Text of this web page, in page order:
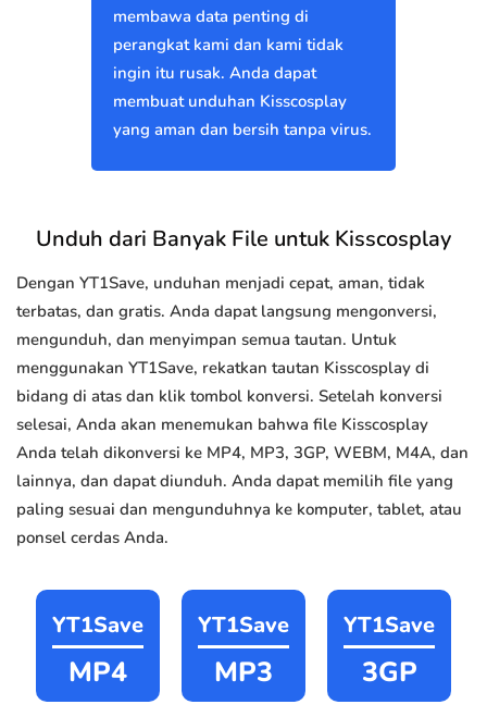
membawa data penting di
perangkat kami dan kami tidak
ingin itu rusak. Anda dapat
membuat unduhan Kisscosplay
yang aman dan bersih tanpa virus.
Unduh dari Banyak File untuk Kisscosplay
Dengan YT1Save, unduhan menjadi cepat, aman, tidak
terbatas, dan gratis. Anda dapat langsung mengonversi,
mengunduh, dan menyimpan semua tautan. Untuk
menggunakan YT1Save, rekatkan tautan Kisscosplay di
bidang di atas dan klik tombol konversi. Setelah konversi
selesai, Anda akan menemukan bahwa file Kisscosplay
Anda telah dikonversi ke MP4, MP3, 3GP, WEBM, M4A, dan
lainnya, dan dapat diunduh. Anda dapat memilih file yang
paling sesuai dan mengunduhnya ke komputer, tablet, atau
ponsel cerdas Anda.
YT1Save
MP4
YT1Save
MP3
YT1Save
3GP